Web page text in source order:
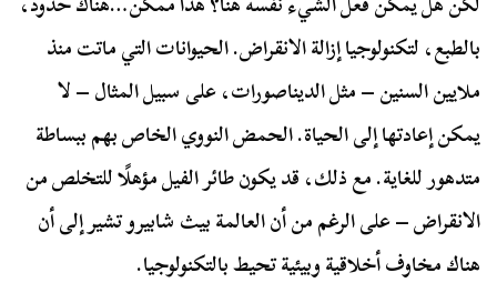
بالطبع، لتكنولوجيا إزالة الانقراض. الحيوانات التي ماتت منذ
ملايين السنين – مثل الديناصورات، على سبيل المثال – لا
يمكن إعادتها إلى الحياة. الحمض النووي الخاص بهم ببساطة
متدهور للغاية. مع ذلك، قد يكون طائر الفيل مؤهلًا للتخلص من
الانقراض – على الرغم من أن العالمة بيث شابيرو تشير إلى أن
هناك مخاوف أخلاقية وبيئية تحيط بالتكنولوجيا.